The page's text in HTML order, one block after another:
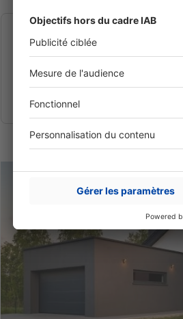
Comment constituer un bon
À quoi sert l’assurance emprunteur
PEL, CEL, des prêts immobiliers
Avez-vous le droit au prêt à taux
Le prêt conventionné finance